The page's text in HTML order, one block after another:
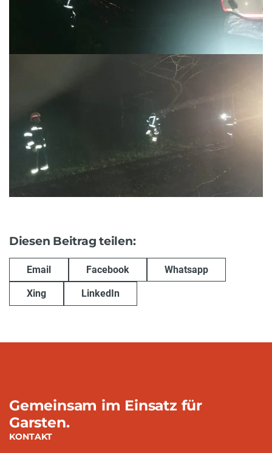
Diesen Beitrag teilen:
Email Facebook Whatsapp
Xing LinkedIn
Gemeinsam im Einsatz für
Garsten.
KONTAKT